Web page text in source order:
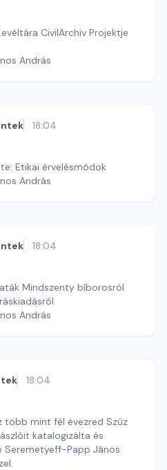
CivilArchiv Projektje
András
18:04
Etikai érvelésmódok
András
18:04
Mindszenty bíborosról
András
18:04
több mint fél évezred Szűz
katalogizálta és
Papp János